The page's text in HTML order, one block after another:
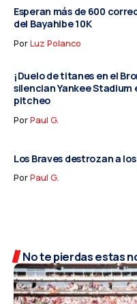
Esperan más de 600
del Bayahibe 10K
PorLuz Polanco
¡Duelo de titanes en el
silencian Yankee Stadium
pitcheo
PorPaul G.
Los Braves destrozan a
PorPaul G.
No te pierdas estas